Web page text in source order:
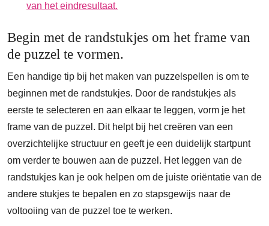
van het eindresultaat.
Begin met de randstukjes om het frame van
de puzzel te vormen.
Een handige tip bij het maken van puzzelspellen is om te
beginnen met de randstukjes. Door de randstukjes als
eerste te selecteren en aan elkaar te leggen, vorm je het
frame van de puzzel. Dit helpt bij het creëren van een
overzichtelijke structuur en geeft je een duidelijk startpunt
om verder te bouwen aan de puzzel. Het leggen van de
randstukjes kan je ook helpen om de juiste oriëntatie van de
andere stukjes te bepalen en zo stapsgewijs naar de
voltooiing van de puzzel toe te werken.